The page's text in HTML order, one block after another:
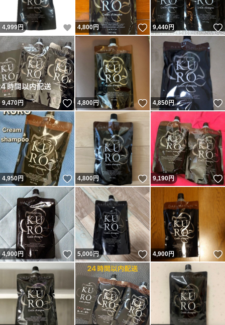
4,999円 いいね！
4,800円 いいね！
9,440円
9,470円 いいね！
4,800円 いいね！
4,850円
4,950円 いいね！
4,800円 いいね！
9,190円
4,900円 いいね！
5,000円 いいね！
4,900円